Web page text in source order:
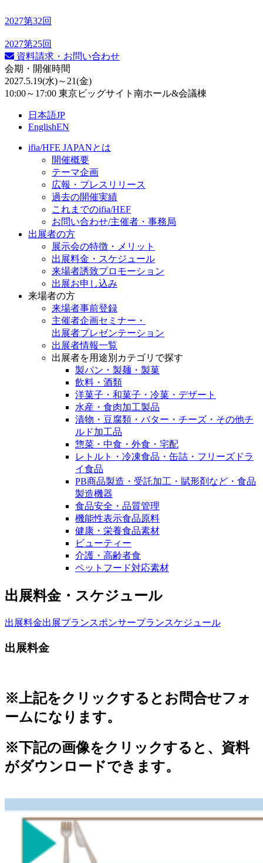
2027第32回
2027第25回
資料請求・お問い合わせ
会期・開催時間
2027.5.19(水)～21(金)
10:00～17:00 東京ビッグサイト南ホール&会議棟
日本語JP
EnglishEN
ifia/HFE JAPANとは
開催概要
テーマ企画
広報・プレスリリース
過去の開催実績
これまでのifia/HEF
お問い合わせ/主催者・事務局
出展者の方
展示会の特徴・メリット
出展料⾦・スケジュール
来場者誘致プロモーション
出展お申し込み
来場者の方
来場者事前登録
主催者企画セミナー・
出展者プレゼンテーション
出展者情報一覧
出展者を用途別カテゴリで探す
製パン・製麺・製菓
飲料・酒類
洋菓子・和菓子・冷菓・デザート
水産・食肉加工製品
漬物・豆腐類・バター・チーズ・その他チ
ルド加工品
惣菜・中食・外食・宅配
レトルト・冷凍食品・缶詰・フリーズドラ
イ食品
PB商品製造・受託加工・賦形剤など・食品
製造機器
食品安全・品質管理
機能性表示食品原料
健康・栄養食品素材
ビューティー
介護・高齢者食
ペットフード対応素材
出展料金・スケジュール
出展料金出展プランスポンサープランスケジュール
出展料金
※上記をクリックするとお問合せフォ
ームになります。
※下記の画像をクリックすると、資料
がダウンロードできます。